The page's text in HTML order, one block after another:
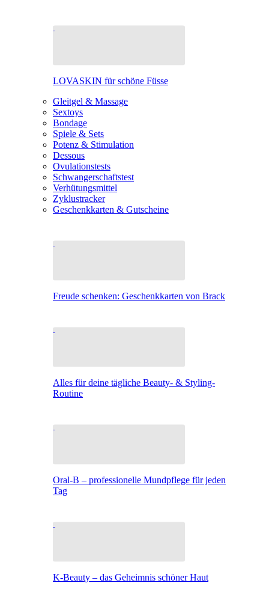
LOVASKIN für schöne Füsse
Gleitgel & Massage
Sextoys
Bondage
Spiele & Sets
Potenz & Stimulation
Dessous
Ovulationstests
Schwangerschaftstest
Verhütungsmittel
Zyklustracker
Geschenkkarten & Gutscheine
Freude schenken: Geschenkkarten von Brack
Alles für deine tägliche Beauty- & Styling-
Routine
Oral-B – professionelle Mundpflege für jeden
Tag
K-Beauty – das Geheimnis schöner Haut